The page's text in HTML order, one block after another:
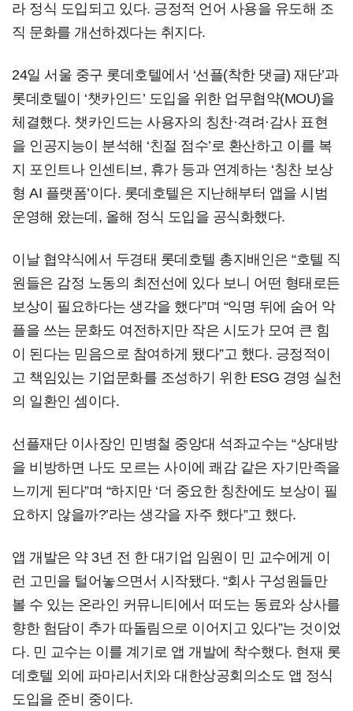
라 정식 도입되고 있다. 긍정적 언어 사용을 유도해 조
직 문화를 개선하겠다는 취지다.
24일 서울 중구 롯데호텔에서 ‘선플(착한 댓글) 재단’과
롯데호텔이 ‘챗카인드’ 도입을 위한 업무협약(MOU)을
체결했다. 챗카인드는 사용자의 칭찬·격려·감사 표현
을 인공지능이 분석해 ‘친절 점수’로 환산하고 이를 복
지 포인트나 인센티브, 휴가 등과 연계하는 ‘칭찬 보상
형 AI 플랫폼’이다. 롯데호텔은 지난해부터 앱을 시범
운영해 왔는데, 올해 정식 도입을 공식화했다.
이날 협약식에서 두경태 롯데호텔 총지배인은 “호텔 직
원들은 감정 노동의 최전선에 있다 보니 어떤 형태로든
보상이 필요하다는 생각을 했다”며 “익명 뒤에 숨어 악
플을 쓰는 문화도 여전하지만 작은 시도가 모여 큰 힘
이 된다는 믿음으로 참여하게 됐다”고 했다. 긍정적이
고 책임있는 기업문화를 조성하기 위한 ESG 경영 실천
의 일환인 셈이다.
선플재단 이사장인 민병철 중앙대 석좌교수는 “상대방
을 비방하면 나도 모르는 사이에 쾌감 같은 자기만족을
느끼게 된다”며 “하지만 ‘더 중요한 칭찬에도 보상이 필
요하지 않을까?’라는 생각을 자주 했다”고 했다.
앱 개발은 약 3년 전 한 대기업 임원이 민 교수에게 이
런 고민을 털어놓으면서 시작됐다. “회사 구성원들만
볼 수 있는 온라인 커뮤니티에서 떠도는 동료와 상사를
향한 험담이 추가 따돌림으로 이어지고 있다”는 것이었
다. 민 교수는 이를 계기로 앱 개발에 착수했다. 현재 롯
데호텔 외에 파마리서치와 대한상공회의소도 앱 정식
도입을 준비 중이다.